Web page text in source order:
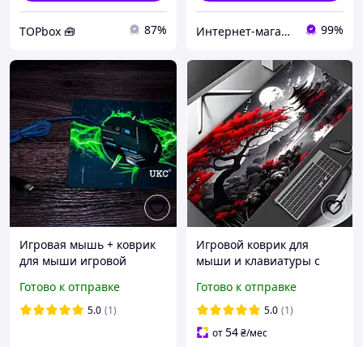
TOPbox 🧰 87% Интернет-магазин PARROT 99%
Игровая мышь + коврик
для мыши игровой
мышка геймерская с
подсветкой
Готово к отправке
5.0 (1)
Игровой коврик для
мыши и клавиатуры с
пагоды | Водостойкий с
резиновой основой
Готово к отправке
5.0 (1)
от54₴/мес